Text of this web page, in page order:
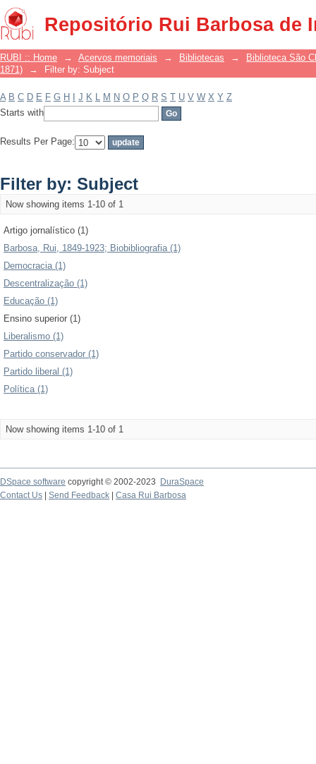
Repositório Rui Barbosa de
Filter by: Subject
RUBI :: Home → Acervos memoriais → Bibliotecas →
Biblioteca São
1871)
→ Filter by: Subject
A B C D E F G H J K L M N O P Q R S T U V W X Y Z
Starts with
Results Per Page:
Filter by: Subject
Now showing items 1-10 of 1
Artigo jornalístico (1)
Barbosa, Rui, 1849-1923; Biobibliografia (1)
Democracia (1)
Descentralização (1)
Educação (1)
Ensino superior (1)
Liberalismo (1)
Partido conservador (1)
Partido liberal (1)
Política (1)
Now showing items 1-10 of 1
DSpace software copyright © 2002-2023
DuraSpace
Contact Us
Send Feedback Casa Rui Barbosa